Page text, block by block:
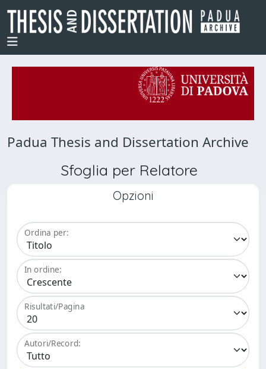
Padua Thesis and Dissertation Archive
Sfoglia per Relatore
Opzioni
Ordina per:
In ordine:
Risultati/Pagina
Autori/Record: